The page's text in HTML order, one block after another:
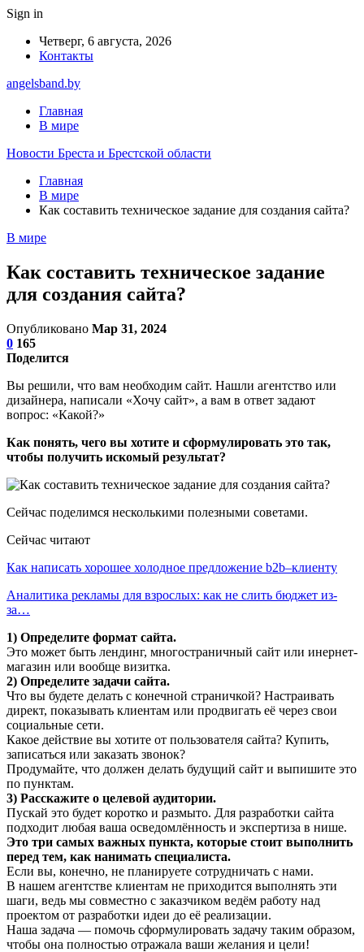
Sign in
Четверг, 6 августа, 2026
Контакты
angelsband.by
Главная
В мире
Новости Бреста и Брестской области
Главная
В мире
Как составить техническое задание для создания сайта?
В мире
Как составить техническое задание
для создания сайта?
Опубликовано Мар 31, 2024
0 165
Поделится
Вы решили, что вам необходим сайт. Нашли агентство или
дизайнера, написали «Хочу сайт», а вам в ответ задают
вопрос: «Какой?»
Как понять, чего вы хотите и сформулировать это так,
чтобы получить искомый результат?
Сейчас поделимся несколькими полезными советами.
Сейчас читают
Как написать хорошее холодное предложение b2b–клиенту
Аналитика рекламы для взрослых: как не слить бюджет из-
за…
1) Определите формат сайта.
Это может быть лендинг, многостраничный сайт или инернет-
магазин или вообще визитка.
2) Определите задачи сайта.
Что вы будете делать с конечной страничкой? Настраивать
директ, показывать клиентам или продвигать её через свои
социальные сети.
Какое действие вы хотите от пользователя сайта? Купить,
записаться или заказать звонок?
Продумайте, что должен делать будущий сайт и выпишите это
по пунктам.
3) Расскажите о целевой аудитории.
Пускай это будет коротко и размыто. Для разработки сайта
подходит любая ваша осведомлённость и экспертиза в нише.
Это три самых важных пункта, которые стоит выполнить
перед тем, как нанимать специалиста.
Если вы, конечно, не планируете сотрудничать с нами.
В нашем агентстве клиентам не приходится выполнять эти
шаги, ведь мы совместно с заказчиком ведём работу над
проектом от разработки идеи до её реализации.
Наша задача — помочь сформулировать задачу таким образом,
чтобы она полностью отражала ваши желания и цели!